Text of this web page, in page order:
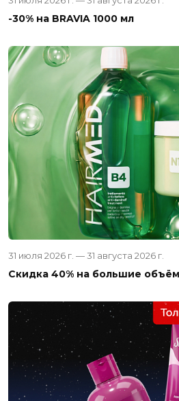
-30% на BRAVIA 1000 мл
31 июля 2026 г. — 31 августа 2026 г.
Скидка 40% на большие